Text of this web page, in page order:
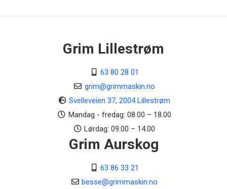
Grim Lillestrøm
63 80 28 01
grim@grimmaskin.no
Svelleveien 37, 2004 Lillestrøm
Mandag - fredag: 08.00 – 18.00
Lørdag: 09.00 – 14.00
Grim Aurskog
63 86 33 21
besse@grimmaskin.no